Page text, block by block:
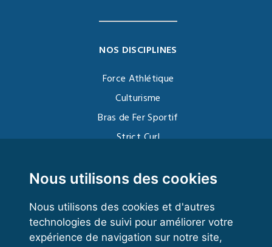
Nous utilisons des cookies
Nous utilisons des cookies et d'autres
technologies de suivi pour améliorer votre
expérience de navigation sur notre site,
NOS DISCIPLINES
Force Athlétique
Culturisme
Bras de Fer Sportif
Strict Curl
Kettlebell
VOS ESPACES